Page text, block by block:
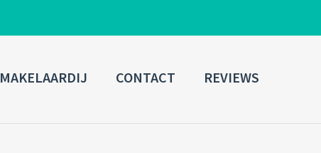
Username
MAKELAARDIJ CONTACT REVIEWS